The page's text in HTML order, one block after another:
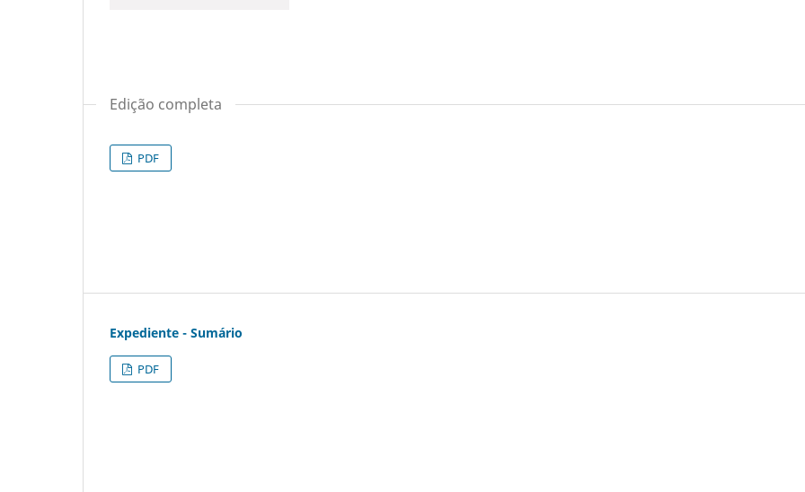
Edição completa
PDF
Expediente - Sumário
PDF